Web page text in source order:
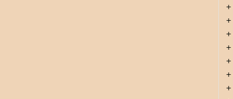
+
+
+
+
+
+
+